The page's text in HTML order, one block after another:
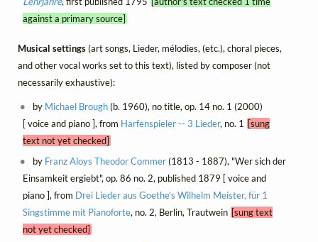
against a primary source]
Musical settings(art songs, Lieder, mélodies, (etc.), choral pieces,
and other vocal works set to this text), listed by composer (not
necessarily exhaustive):
by Michael Brough(b. 1960), no title, op. 14 no. 1 (2000)
[ voice and piano ], from Harfenspieler -- 3 Lieder, no. 1 [sung
text not yet checked]
by Franz Aloys Theodor Commer(1813 - 1887), "Wer sich der
Einsamkeit ergiebt", op. 86 no. 2, published 1879 [ voice and
piano ], from Drei Lieder aus Goethe's Wilhelm Meister, für 1
Singstimme mit Pianoforte, no. 2, Berlin, Trautwein [sung text
not yet checked]